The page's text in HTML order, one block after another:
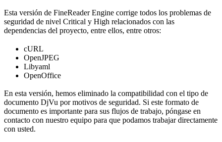
Esta versión de FineReader Engine corrige todos los problemas de
seguridad de nivel Critical y High relacionados con las
dependencias del proyecto, entre ellos, entre otros:
cURL
OpenJPEG
Libyaml
OpenOffice
En esta versión, hemos eliminado la compatibilidad con el tipo de
documento DjVu por motivos de seguridad. Si este formato de
documento es importante para sus flujos de trabajo, póngase en
contacto con nuestro equipo para que podamos trabajar directamente
con usted.